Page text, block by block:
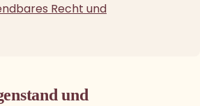
Recht und
und